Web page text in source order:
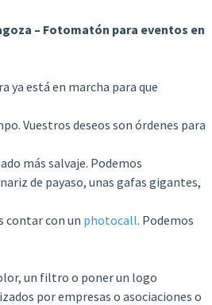
– Fotomatón para eventos en
ya está en marcha para que
Vuestros deseos son órdenes para
más salvaje. Podemos
de payaso, unas gafas gigantes,
contar con un photocall. Podemos
un filtro o poner un logo
por empresas o asociaciones o